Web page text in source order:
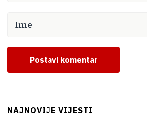
Postavi komentar
NAJNOVIJE VIJESTI